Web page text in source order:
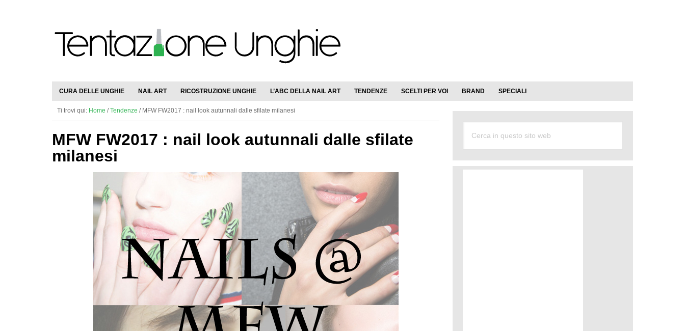
CURA DELLE UNGHIE NAIL ART RICOSTRUZIONE UNGHIE L’ABC DELLA NAIL ART TENDENZE SCELTI PER VOI BRAND SPECIALI
Ti trovi qui: Home / Tendenze /MFW FW2017 : nail look autunnali dalle sfilate milanesi
MFW FW2017 : nail look autunnali dalle sfilate
milanesi